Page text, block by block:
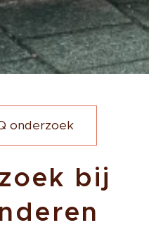
onderzoek
bij